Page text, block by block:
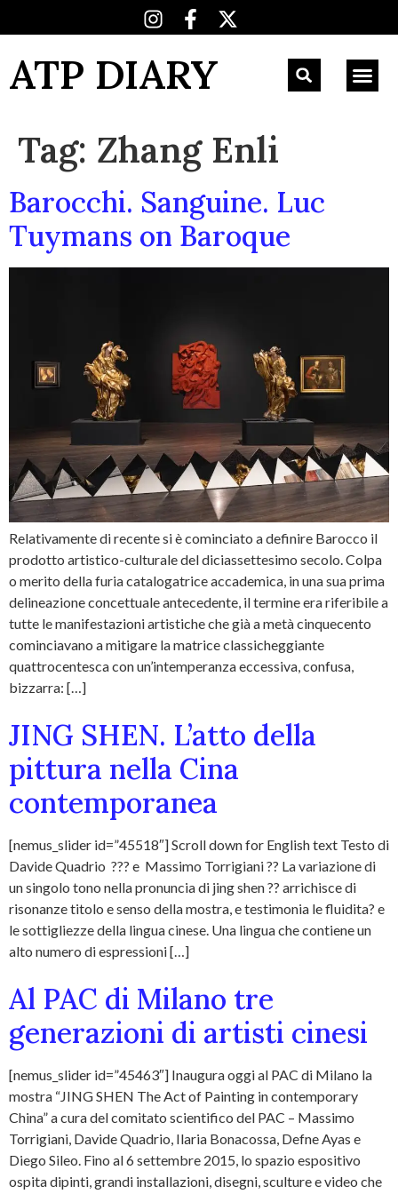
ATP DIARY
Tag: Zhang Enli
Barocchi. Sanguine. Luc
Tuymans on Baroque
Relativamente di recente si è cominciato a definire Barocco il
prodotto artistico-culturale del diciassettesimo secolo. Colpa
o merito della furia catalogatrice accademica, in una sua prima
delineazione concettuale antecedente, il termine era riferibile a
tutte le manifestazioni artistiche che già a metà cinquecento
cominciavano a mitigare la matrice classicheggiante
quattrocentesca con un’intemperanza eccessiva, confusa,
bizzarra: […]
JING SHEN. L’atto della
pittura nella Cina
contemporanea
[nemus_slider id=”45518″] Scroll down for English text Testo di
Davide Quadrio ??? e Massimo Torrigiani ?? La variazione di
un singolo tono nella pronuncia di jing shen ?? arrichisce di
risonanze titolo e senso della mostra, e testimonia le fluidita? e
le sottigliezze della lingua cinese. Una lingua che contiene un
alto numero di espressioni […]
Al PAC di Milano tre
generazioni di artisti cinesi
[nemus_slider id=”45463″] Inaugura oggi al PAC di Milano la
mostra “JING SHEN The Act of Painting in contemporary
China” a cura del comitato scientifico del PAC – Massimo
Torrigiani, Davide Quadrio, Ilaria Bonacossa, Defne Ayas e
Diego Sileo. Fino al 6 settembre 2015, lo spazio espositivo
ospita dipinti, grandi installazioni, disegni, sculture e video che